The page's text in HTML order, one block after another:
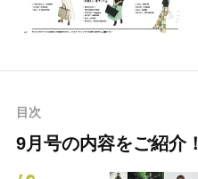
目次
9月号の内容をご紹介！